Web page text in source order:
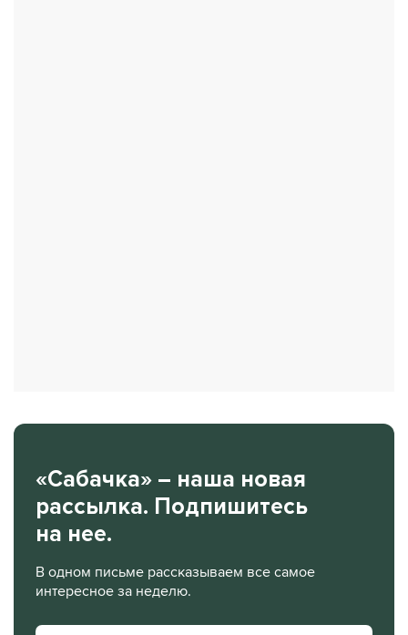
«Сабачка» – наша новая
рассылка. Подпишитесь
на нее.
В одном письме рассказываем все самое
интересное за неделю.